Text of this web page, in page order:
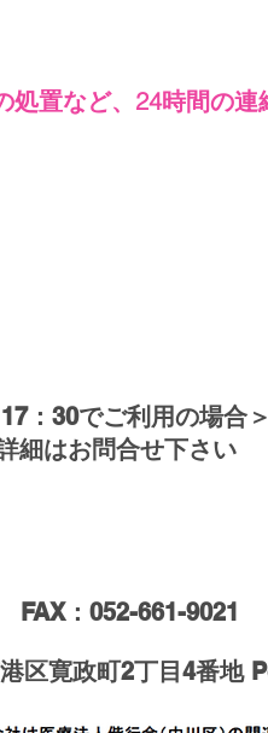
置など、24時間の連
：30でご利用の場合＞
細はお問合せ下さい
FAX：052-661-9021
区寛政町2丁目4番地